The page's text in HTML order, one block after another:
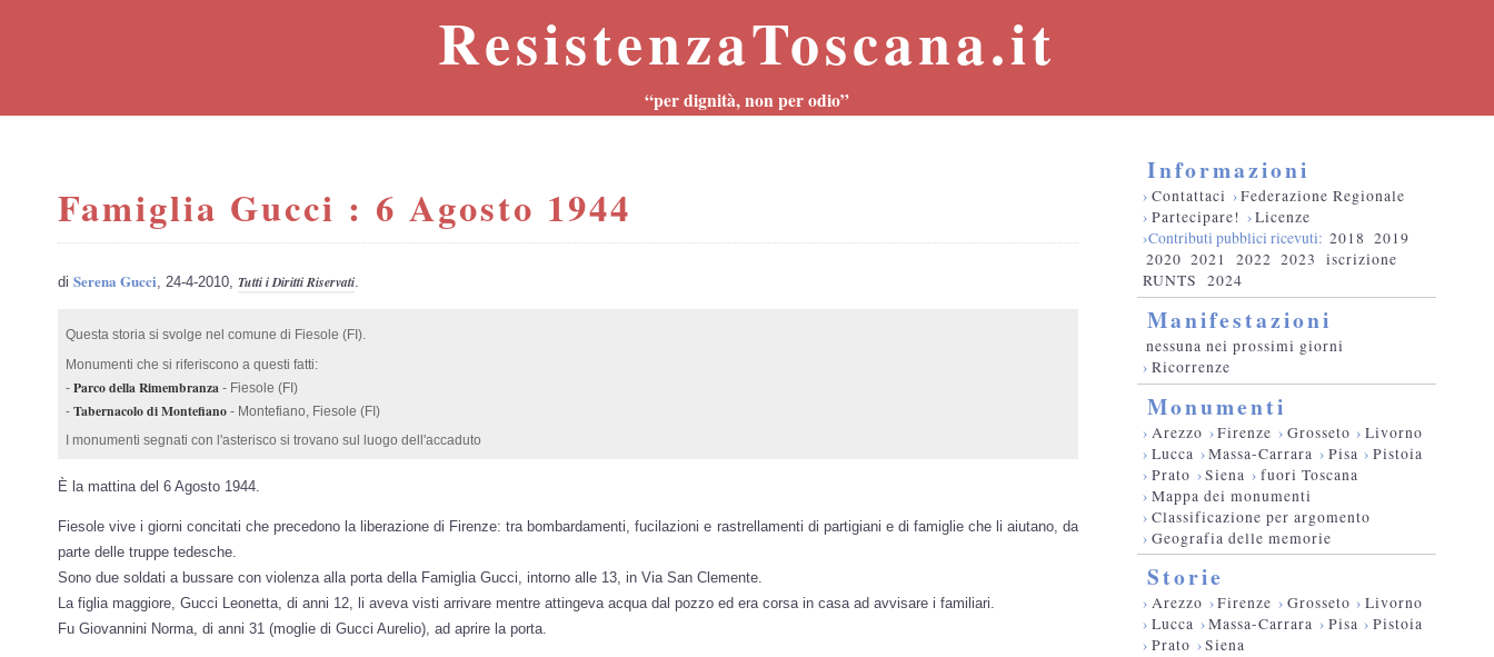
ResistenzaToscana.it
“per dignità, non per odio”
Famiglia Gucci : 6 Agosto 1944
di Serena Gucci, 24-4-2010, Tutti i Diritti Riservati.
Questa storia si svolge nel comune di Fiesole (FI).
Monumenti che si riferiscono a questi fatti:
- Parco della Rimembranza - Fiesole (FI)
- Tabernacolo di Montefiano - Montefiano, Fiesole (FI)
I monumenti segnati con l'asterisco si trovano sul luogo dell'accaduto
È la mattina del 6 Agosto 1944.
Fiesole vive i giorni concitati che precedono la liberazione di Firenze: tra bombardamenti, fucilazioni e rastrellamenti di partigiani e di famiglie che li aiutano, da
parte delle truppe tedesche.
Sono due soldati a bussare con violenza alla porta della Famiglia Gucci, intorno alle 13, in Via San Clemente.
La figlia maggiore, Gucci Leonetta, di anni 12, li aveva visti arrivare mentre attingeva acqua dal pozzo ed era corsa in casa ad avvisare i familiari.
Fu Giovannini Norma, di anni 31 (moglie di Gucci Aurelio), ad aprire la porta.
Informazioni
› Contattaci ›Federazione Regionale
› Partecipare! ›Licenze
›Contributi pubblici ricevuti: 2018 2019
2020 2021 2022 2023
iscrizione
RUNTS
2024
Manifestazioni
nessuna nei prossimi giorni
› Ricorrenze
Monumenti
› Arezzo ›Firenze › Grosseto › Livorno
› Lucca ›Massa-Carrara › Pisa › Pistoia
› Prato ›Siena › fuori Toscana
› Mappa dei monumenti
› Classificazione per argomento
› Geografia delle memorie
Storie
› Arezzo ›Firenze › Grosseto › Livorno
› Lucca ›Massa-Carrara › Pisa › Pistoia
› Prato ›Siena